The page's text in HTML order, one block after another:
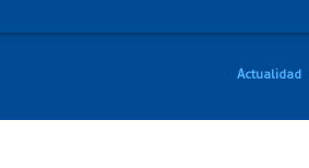
Actualidad